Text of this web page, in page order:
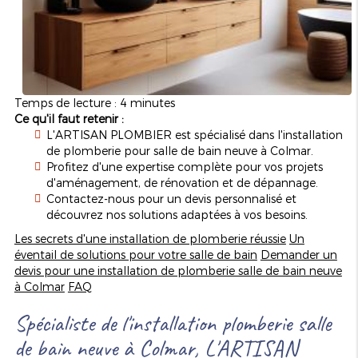
Temps de lecture : 4 minutes
Ce qu'il faut retenir :
L'ARTISAN PLOMBIER est spécialisé dans l'installation
de plomberie pour salle de bain neuve à Colmar.
Profitez d'une expertise complète pour vos projets
d'aménagement, de rénovation et de dépannage.
Contactez-nous pour un devis personnalisé et
découvrez nos solutions adaptées à vos besoins.
Les secrets d'une installation de plomberie réussie Un
éventail de solutions pour votre salle de bain Demander un
devis pour une installation de plomberie salle de bain neuve
à Colmar FAQ
Spécialiste de l'installation plomberie salle
de bain neuve à Colmar, L'ARTISAN